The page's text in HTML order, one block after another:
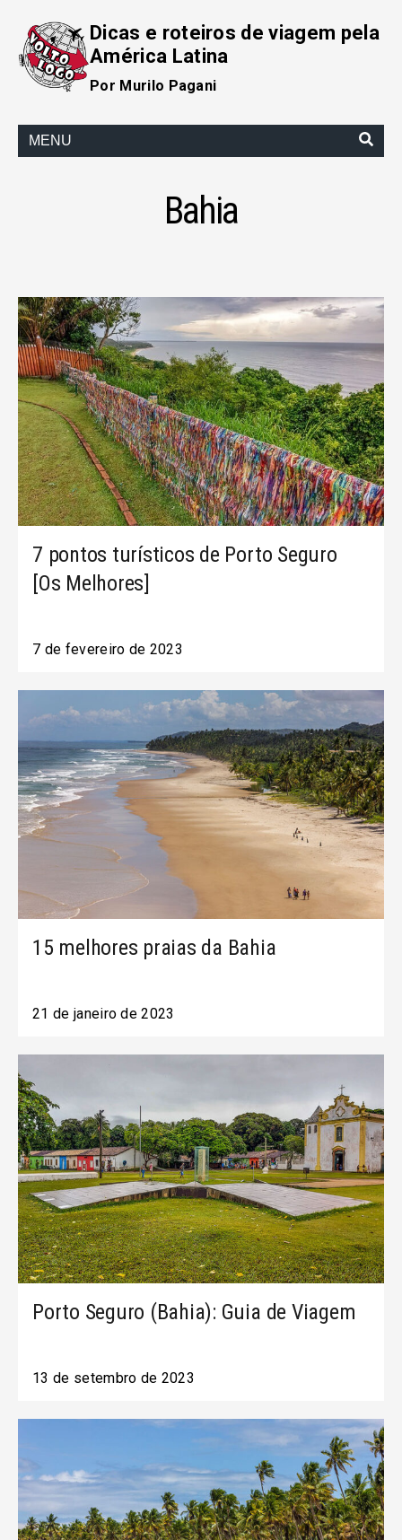
Dicas e roteiros de viagem pela
América Latina
Por Murilo Pagani
MENU
Bahia
7 pontos turísticos de Porto Seguro
[Os Melhores]
7 de fevereiro de 2023
15 melhores praias da Bahia
21 de janeiro de 2023
Porto Seguro (Bahia): Guia de Viagem
13 de setembro de 2023